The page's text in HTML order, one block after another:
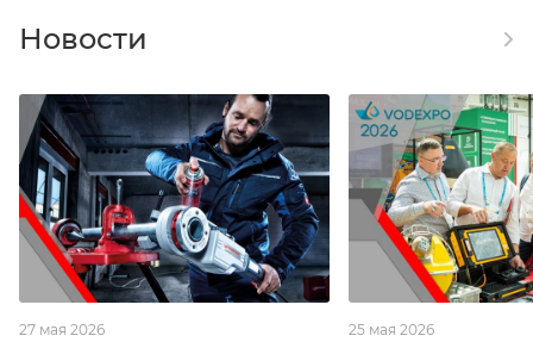
Новости
27 мая 2026 25 мая 2026